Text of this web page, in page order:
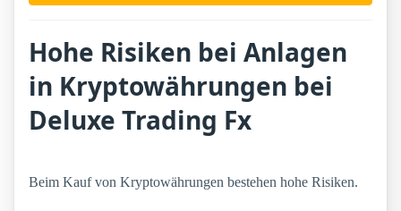
Hohe Risiken bei Anlagen
in Kryptowährungen bei
Deluxe Trading Fx
Beim Kauf von Kryptowährungen bestehen hohe Risiken.